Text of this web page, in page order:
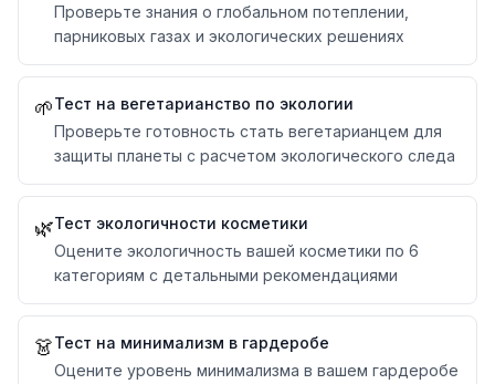
Проверьте знания о глобальном потеплении,
парниковых газах и экологических решениях
🌱Тест на вегетарианство по экологии
Проверьте готовность стать вегетарианцем для
защиты планеты с расчетом экологического следа
🌿Тест экологичности косметики
Оцените экологичность вашей косметики по 6
категориям с детальными рекомендациями
👗Тест на минимализм в гардеробе
Оцените уровень минимализма в вашем гардеробе